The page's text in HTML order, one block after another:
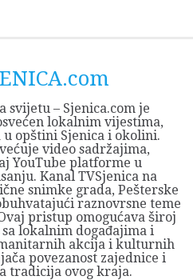
svijetu – Sjenica.com je
lokalnim vijestima,
opštini Sjenica i okolini.
video sadržajima,
YouTube platforme u
Kanal TVSjenica na
snimke grada, Pešterske
raznovrsne teme
pristup omogućava široj
lokalnim događajima i
akcija i kulturnih
povezanost zajednice i
tradicija ovog kraja.